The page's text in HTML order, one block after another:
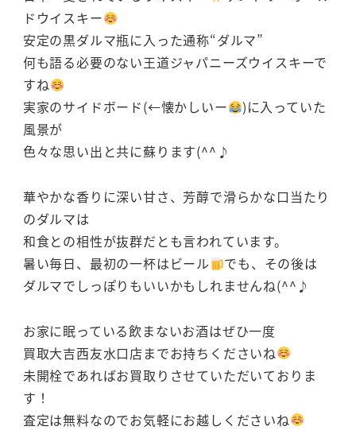
ドウイスキー
安定の黒ダルマ瓶に入った通称“ダルマ”
何も語る必要のない王道ジャパニーズウイスキーで
すね
実家のサイドボード(←懐かしいー
)に入っていた
風景が
色々な思い出と共に蘇ります(^^♪
華やかな香りに深い甘さ、芳醇で滑らかな口当たり
のダルマは
和食との相性が抜群だとも言われています。
暑い毎日、最初の一杯はビール
でも、その後は
ダルマでしっぽりもいいかもしれませんね(^^♪
お家に眠っている飲まないお酒はぜひ一度
買取大吉西友水口店までお持ちくださいね
未開栓であればお買取りさせていただいておりま
す！
査定は無料なのでお気軽にお越しくださいね